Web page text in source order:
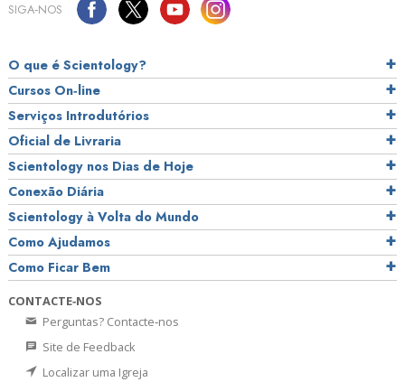
SIGA‑NOS
O que é Scientology?
Cursos On‑line
Serviços Introdutórios
Oficial de Livraria
Scientology nos Dias de Hoje
Conexão Diária
Scientology à Volta do Mundo
Como Ajudamos
Como Ficar Bem
CONTACTE‑NOS
Perguntas? Contacte‑nos
Site de Feedback
Localizar uma Igreja